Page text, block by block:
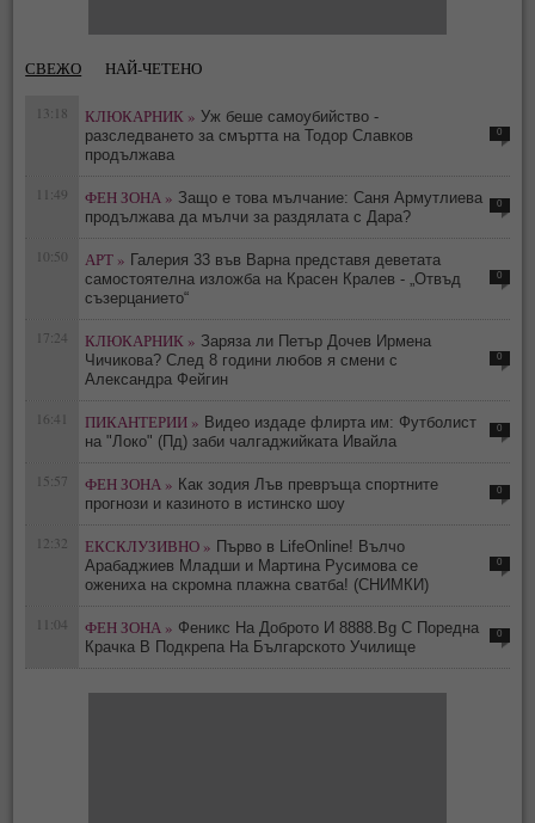
СВЕЖО НАЙ-ЧЕТЕНО
13:18 КЛЮКАРНИК » Уж беше самоубийство -
разследването за смъртта на Тодор Славков
продължава
0
11:49 ФЕН ЗОНА » Защо е това мълчание: Саня Армутлиева
продължава да мълчи за раздялата с Дара?
0
10:50 АРТ » Галерия 33 във Варна представя деветата
самостоятелна изложба на Красен Кралев - „Отвъд
съзерцанието“
0
17:24 КЛЮКАРНИК » Заряза ли Петър Дочев Ирмена
Чичикова? След 8 години любов я смени с
Александра Фейгин
0
16:41 ПИКАНТЕРИИ » Видео издаде флирта им: Футболист
на "Локо" (Пд) заби чалгаджийката Ивайла
0
15:57 ФЕН ЗОНА » Как зодия Лъв превръща спортните
прогнози и казиното в истинско шоу
0
12:32 ЕКСКЛУЗИВНО » Първо в LifeOnline! Вълчо
Арабаджиев Младши и Мартина Русимова сe
oжениха на скромна плажна сватба! (СНИМКИ)
0
11:04 ФЕН ЗОНА » Феникс На Доброто И 8888.Bg С Поредна
Крачка В Подкрепа На Българското Училище
0